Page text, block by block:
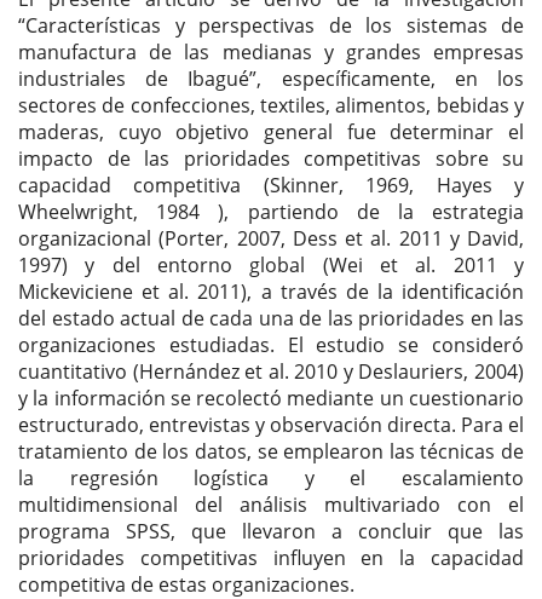
“Características y perspectivas de los sistemas de
manufactura de las medianas y grandes empresas
industriales de Ibagué”, específicamente, en los
sectores de confecciones, textiles, alimentos, bebidas y
maderas, cuyo objetivo general fue determinar el
impacto de las prioridades competitivas sobre su
capacidad competitiva (Skinner, 1969, Hayes y
Wheelwright, 1984 ), partiendo de la estrategia
organizacional (Porter, 2007, Dess et al. 2011 y David,
1997) y del entorno global (Wei et al. 2011 y
Mickeviciene et al. 2011), a través de la identificación
del estado actual de cada una de las prioridades en las
organizaciones estudiadas. El estudio se consideró
cuantitativo (Hernández et al. 2010 y Deslauriers, 2004)
y la información se recolectó mediante un cuestionario
estructurado, entrevistas y observación directa. Para el
tratamiento de los datos, se emplearon las técnicas de
la regresión logística y el escalamiento
multidimensional del análisis multivariado con el
programa SPSS, que llevaron a concluir que las
prioridades competitivas influyen en la capacidad
competitiva de estas organizaciones.